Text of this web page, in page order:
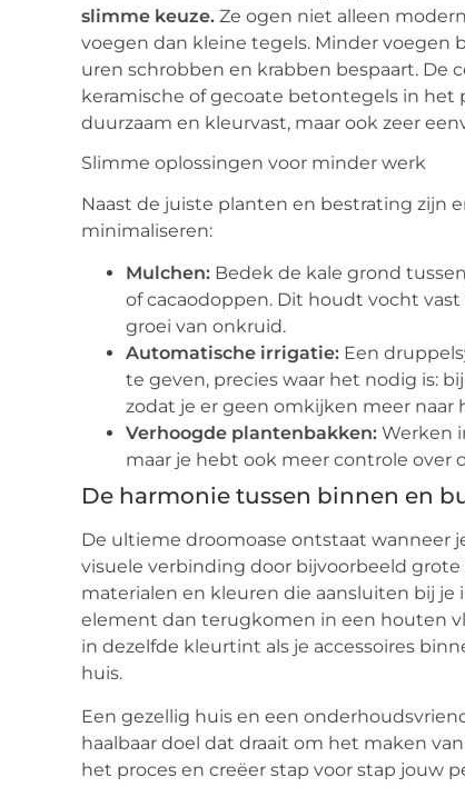
slimme keuze. Ze ogen niet alleen
voegen dan kleine tegels. Minder
uren schrobben en krabben bespaart. De
keramische of gecoate betontegels in het
duurzaam en kleurvast, maar ook zeer
Slimme oplossingen voor minder werk
Naast de juiste planten en bestrating zijn
minimaliseren:
Mulchen: Bedek de kale grond
of cacaodoppen. Dit houdt vocht
groei van onkruid.
Automatische irrigatie: Een
te geven, precies waar het nodig is:
zodat je er geen omkijken meer naar
Verhoogde plantenbakken: Werken
maar je hebt ook meer controle over
De harmonie tussen binnen en
De ultieme droomoase ontstaat wanneer
visuele verbinding door bijvoorbeeld
materialen en kleuren die aansluiten bij
element dan terugkomen in een houten
in dezelfde kleurtint als je accessoires
huis.
Een gezellig huis en een
haalbaar doel dat draait om het maken van
het proces en creëer stap voor stap jouw